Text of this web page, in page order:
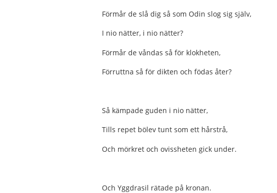
Förmår de slå dig så som Odin slog sig själv,
I nio nätter, i nio nätter?
Förmår de våndas så för klokheten,
Förruttna så för dikten och födas åter?
Så kämpade guden i nio nätter,
Tills repet bölev tunt som ett hårstrå,
Och mörkret och ovissheten gick under.
Och Yggdrasil rätade på kronan.